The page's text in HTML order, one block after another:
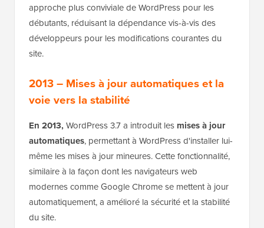
approche plus conviviale de WordPress pour les
débutants, réduisant la dépendance vis-à-vis des
développeurs pour les modifications courantes du
site.
2013 – Mises à jour automatiques et la
voie vers la stabilité
En 2013,WordPress 3.7 a introduit les mises à jour
automatiques, permettant à WordPress d'installer lui-
même les mises à jour mineures. Cette fonctionnalité,
similaire à la façon dont les navigateurs web
modernes comme Google Chrome se mettent à jour
automatiquement, a amélioré la sécurité et la stabilité
du site.